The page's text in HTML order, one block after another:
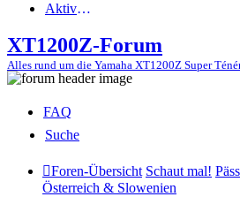
Aktive Themen
XT1200Z-Forum
Alles rund um die Yamaha XT1200Z Super
FAQ
Suche
Foren-Übersicht Schaut mal!
Österreich & Slowenien